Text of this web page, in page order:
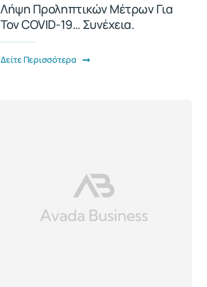
Λήψη Προληπτικών Μέτρων Για
Τον COVID-19… Συνέχεια.
Δείτε Περισσότερα